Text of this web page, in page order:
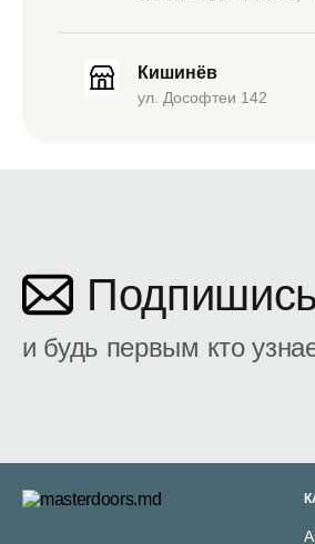
Кишинёв
ул. Дософтеи 142
и будь первым кто